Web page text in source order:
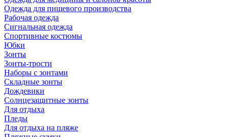
Одежда для пищевого производства
Рабочая одежда
Сигнальная одежда
Спортивные костюмы
Юбки
Зонты
Зонты-трости
Наборы с зонтами
Складные зонты
Дождевики
Солнцезащитные зонты
Для отдыха
Пледы
Для отдыха на пляже